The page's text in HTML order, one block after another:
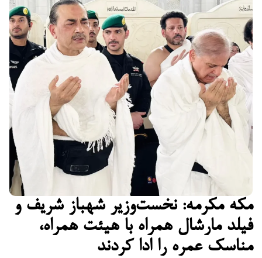
مکه مکرمه: نخست‌وزیر شهباز شریف و
فیلد مارشال همراه با هیئت همراه،
مناسک عمره را ادا کردند